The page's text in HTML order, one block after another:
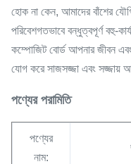
হোক না কেন, আমাদের বাঁশের
পরিবেশগতভাবে বন্ধুত্বপূর্ণ বহু-
কম্পোজিট বোর্ড আপনার জীবন
যোগ করে সাজসজ্জা এবং সজ্জায়
পণ্যের পরামিতি
পণ্যের
নাম: